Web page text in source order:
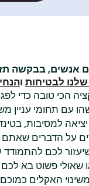
אנשים, בבקשה
לבטיחות ו
הכי טובה כדי
עם תחומי עניין
למסיבות,
לכם
שאולי פשוט בא לכם